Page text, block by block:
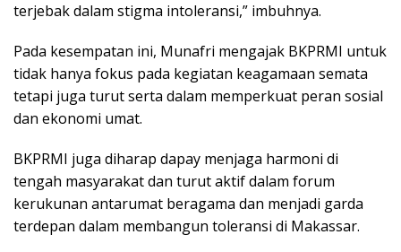
terjebak dalam stigma intoleransi,” imbuhnya.
Pada kesempatan ini, Munafri mengajak BKPRMI untuk
tidak hanya fokus pada kegiatan keagamaan semata
tetapi juga turut serta dalam memperkuat peran sosial
dan ekonomi umat.
BKPRMI juga diharap dapay menjaga harmoni di
tengah masyarakat dan turut aktif dalam forum
kerukunan antarumat beragama dan menjadi garda
terdepan dalam membangun toleransi di Makassar.